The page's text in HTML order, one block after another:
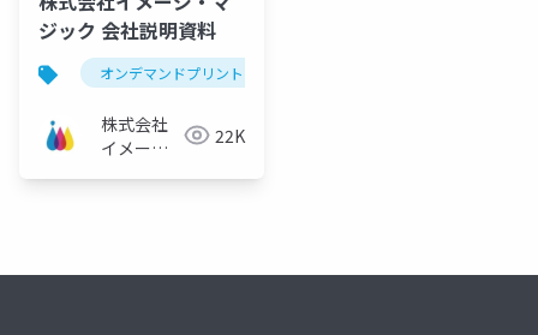
ジック 会社説明資料
オンデマンドプリント
株式会社
イメー
22K